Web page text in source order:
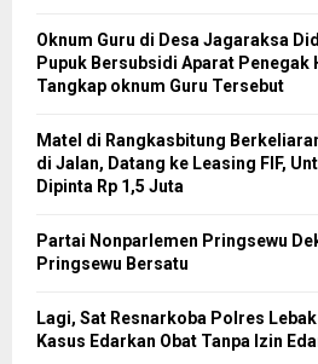
Oknum Guru di Desa Jagaraksa
Pupuk Bersubsidi Aparat Penegak
Tangkap oknum Guru Tersebut
Matel di Rangkasbitung
di Jalan, Datang ke Leasing FIF,
Dipinta Rp 1,5 Juta
Partai Nonparlemen Pringsewu
Pringsewu Bersatu
Lagi, Sat Resnarkoba Polres
Kasus Edarkan Obat Tanpa Izin